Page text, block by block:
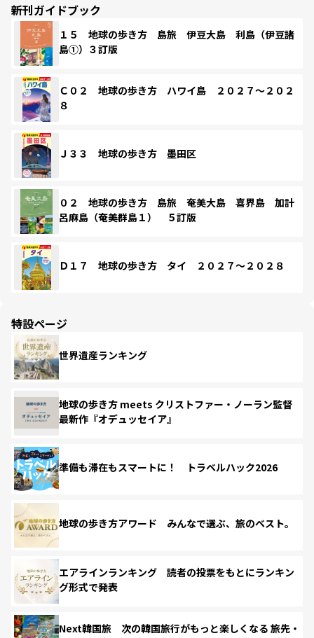
新刊ガイドブック
１５ 地球の歩き方 島旅 伊豆大島 利島（伊豆諸
島①）３訂版
Ｃ０２ 地球の歩き方 ハワイ島 ２０２７～２０２
８
Ｊ３３ 地球の歩き方 墨田区
０２ 地球の歩き方 島旅 奄美大島 喜界島 加計
呂麻島（奄美群島１） ５訂版
Ｄ１７ 地球の歩き方 タイ ２０２７～２０２８
特設ページ
世界遺産ランキング
地球の歩き方 meets クリストファー・ノーラン監督
最新作『オデュッセイア』
準備も滞在もスマートに！ トラベルハック2026
地球の歩き方アワード みんなで選ぶ、旅のベスト。
エアラインランキング 読者の投票をもとにランキン
グ形式で発表
Next韓国旅 次の韓国旅行がもっと楽しくなる 旅先・